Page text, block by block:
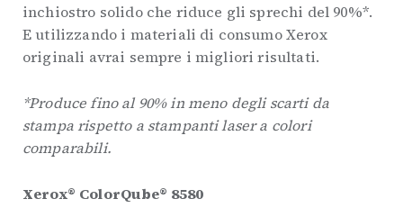
inchiostro solido che riduce gli sprechi del 90%*.
E utilizzando i materiali di consumo Xerox
originali avrai sempre i migliori risultati.
*Produce fino al 90% in meno degli scarti da
stampa rispetto a stampanti laser a colori
comparabili.
Xerox® ColorQube® 8580